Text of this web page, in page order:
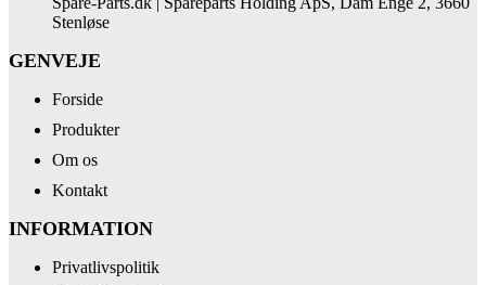
Stenløse
GENVEJE
Forside
Produkter
Om os
Kontakt
INFORMATION
Privatlivspolitik